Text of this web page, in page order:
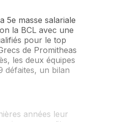
5e masse salariale
la BCL avec une
pour le top
de Promitheas
les deux équipes
défaites, un bilan
années leur